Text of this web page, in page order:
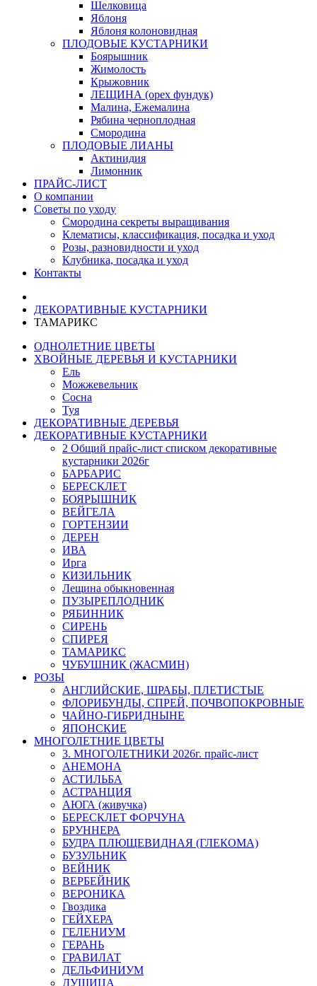
Шелковица
Яблоня
Яблоня колоновидная
ПЛОДОВЫЕ КУСТАРНИКИ
Боярышник
Жимолость
Крыжовник
ЛЕЩИНА (орех фундук)
Малина, Ежемалина
Рябина черноплодная
Смородина
ПЛОДОВЫЕ ЛИАНЫ
Актинидия
Лимонник
ПРАЙС-ЛИСТ
О компании
Советы по уходу
Смородина секреты выращивания
Клематисы, классификация, посадка и уход
Розы, разновидности и уход
Клубника, посадка и уход
Контакты
ДЕКОРАТИВНЫЕ КУСТАРНИКИ
ТАМАРИКС
ОДНОЛЕТНИЕ ЦВЕТЫ
ХВОЙНЫЕ ДЕРЕВЬЯ И КУСТАРНИКИ
Ель
Можжевельник
Сосна
Туя
ДЕКОРАТИВНЫЕ ДЕРЕВЬЯ
ДЕКОРАТИВНЫЕ КУСТАРНИКИ
2 Общий прайс-лист списком декоративные
кустарники 2026г
БАРБАРИС
БЕРЕСКЛЕТ
БОЯРЫШНИК
ВЕЙГЕЛА
ГОРТЕНЗИИ
ДЕРЕН
ИВА
Ирга
КИЗИЛЬНИК
Лещина обыкновенная
ПУЗЫРЕПЛОДНИК
РЯБИННИК
СИРЕНЬ
СПИРЕЯ
ТАМАРИКС
ЧУБУШНИК (ЖАСМИН)
РОЗЫ
АНГЛИЙСКИЕ, ШРАБЫ, ПЛЕТИСТЫЕ
ФЛОРИБУНДЫ, СПРЕЙ, ПОЧВОПОКРОВНЫЕ
ЧАЙНО-ГИБРИДНЫНЕ
ЯПОНСКИЕ
МНОГОЛЕТНИЕ ЦВЕТЫ
3. МНОГОЛЕТНИКИ 2026г. прайс-лист
АНЕМОНА
АСТИЛЬБА
АСТРАНЦИЯ
АЮГА (живучка)
БЕРЕСКЛЕТ ФОРЧУНА
БРУННЕРА
БУДРА ПЛЮЩЕВИДНАЯ (ГЛЕКОМА)
БУЗУЛЬНИК
ВЕЙНИК
ВЕРБЕЙНИК
ВЕРОНИКА
Гвоздика
ГЕЙХЕРА
ГЕЛЕНИУМ
ГЕРАНЬ
ГРАВИЛАТ
ДЕЛЬФИНИУМ
ДУШИЦА